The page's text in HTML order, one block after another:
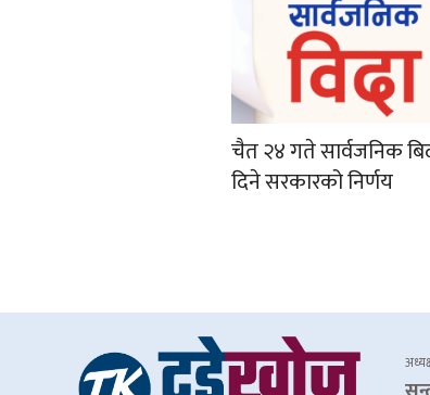
चैत २४ गते सार्वजनिक
दिने सरकारको निर्णय